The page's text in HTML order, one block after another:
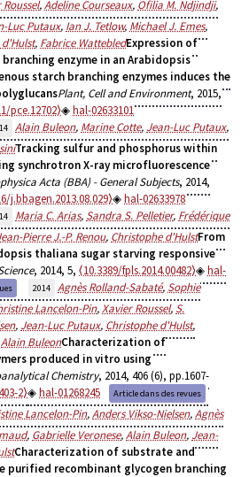
,Adeline Courseaux, Ofilia M. Ndjindji,
Luc Putaux, Ian J. Tetlow, Michael J. Emes,
, Fabrice WattebledExpression of
enzyme in an Arabidopsis
starch branching enzymes induces the
Plant, Cell and Environment, 2015,
pce.12702⟩ hal-02633101
Alain Buleon, Marine Cotte, Jean-Luc Putaux,
Tracking sulfur and phosphorus within
synchrotron X-ray microfluorescence
Acta (BBA) - General Subjects, 2014,
j.bbagen.2013.08.029⟩ hal-02633978
Maria C. Arias, Sandra S. Pelletier, Frédérique
Pierre J.-P. Renou, Christophe d'HulstFrom
thaliana sugar starving responsive
, 2014, 5, ⟨10.3389/fpls.2014.00482⟩
hal-
2014 Agnès Rolland-Sabaté, Sophie
Lancelon-Pin,Xavier Roussel, S.
, Jean-Luc Putaux, Christophe d'Hulst,
Alain BuleonCharacterization of
produced in vitro using
Chemistry, 2014, 406 (6), pp.1607-
2⟩ hal-01268245
Article dans des revues
Lancelon-Pin,Anders Vikso-Nielsen,Agnès
, Gabrielle Veronese,Alain Buleon, Jean-
Characterization of substrate and
recombinant glycogen branching